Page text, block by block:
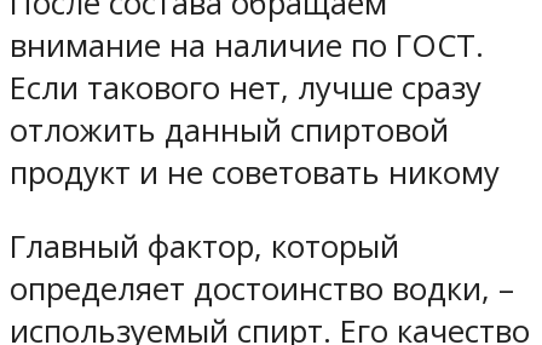
внимание на наличие по ГОСТ.
Если такового нет, лучше сразу
отложить данный спиртовой
продукт и не советовать никому
Главный фактор, который
определяет достоинство водки, –
используемый спирт. Его качество